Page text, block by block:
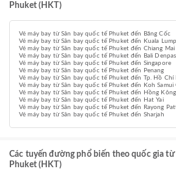
Phuket (HKT)
Vé máy bay từ Sân bay quốc tế Phuket đến Băng Cốc
Vé máy bay từ Sân bay quốc tế Phuket đến Kuala
Vé máy bay từ Sân bay quốc tế Phuket đến Chiang Mai
Vé máy bay từ Sân bay quốc tế Phuket đến Bali
Vé máy bay từ Sân bay quốc tế Phuket đến Singapore
Vé máy bay từ Sân bay quốc tế Phuket đến Penang
Vé máy bay từ Sân bay quốc tế Phuket đến Tp. Hồ Chí
Vé máy bay từ Sân bay quốc tế Phuket đến Koh Samui
Vé máy bay từ Sân bay quốc tế Phuket đến Hồng Kông
Vé máy bay từ Sân bay quốc tế Phuket đến Hat Yai
Vé máy bay từ Sân bay quốc tế Phuket đến Rayong
Vé máy bay từ Sân bay quốc tế Phuket đến Sharjah
Các tuyến đường phổ biến theo quốc gia từ
Phuket (HKT)